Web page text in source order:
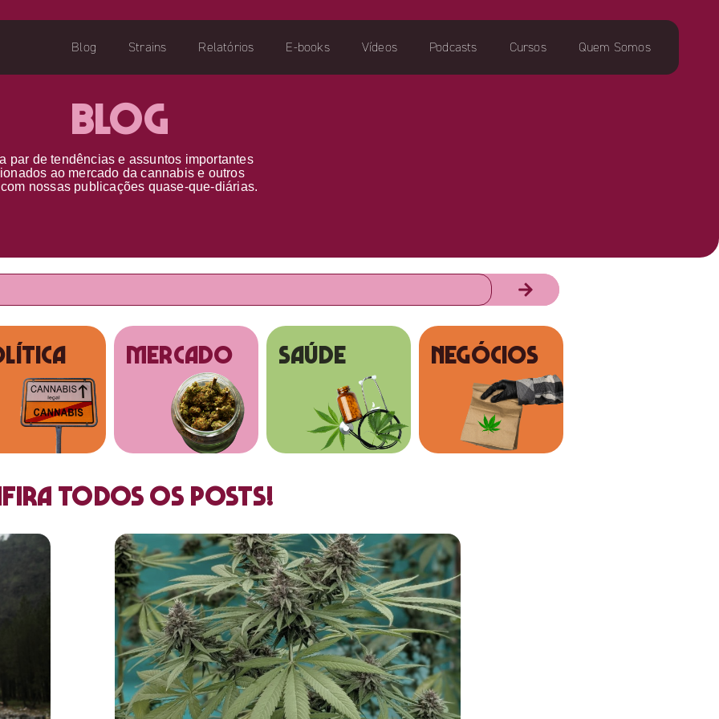
Blog Strains Relatórios E-books Vídeos Podcasts Cursos Quem Somos
Blog
par detendências e assuntos importantes
ao mercado da cannabis e outros
com nossas publicações quase-que-diárias.
MERCADO SAÚDE NEGÓCIOS
todos os posts!